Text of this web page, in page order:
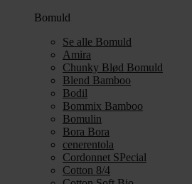
Bomuld
Se alle Bomuld
Amira
Chunky Blød Bomuld
Blend Bamboo
Bodil
Bommix Bamboo
Bomulin
Bora Bora
cenerentola
Cordonnet SPecial
Cotton 8/4